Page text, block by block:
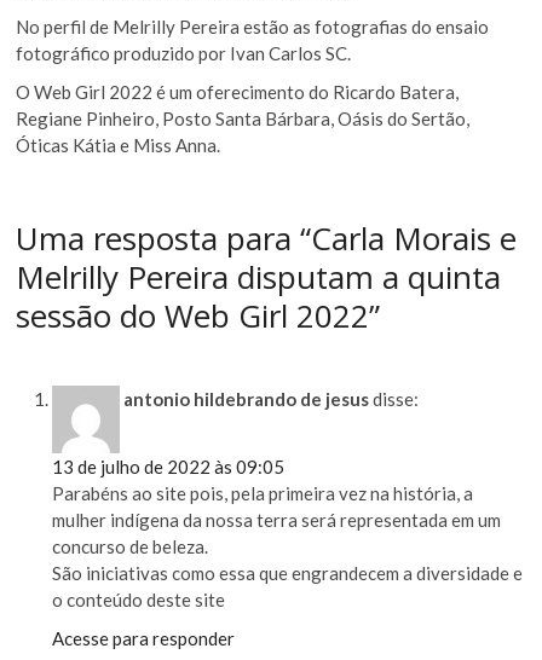
No perfil de Melrilly Pereira estão as fotografias do ensaio
fotográfico produzido por Ivan Carlos SC.
O Web Girl 2022 é um oferecimento do Ricardo Batera,
Regiane Pinheiro, Posto Santa Bárbara, Oásis do Sertão,
Óticas Kátia e Miss Anna.
Uma resposta para “Carla Morais e
Melrilly Pereira disputam a quinta
sessão do Web Girl 2022”
antonio hildebrando de jesusdisse:
13 de julho de 2022 às 09:05
Parabéns ao site pois, pela primeira vez na história, a
mulher indígena da nossa terra será representada em um
concurso de beleza.
São iniciativas como essa que engrandecem a diversidade e
o conteúdo deste site
Acesse para responder